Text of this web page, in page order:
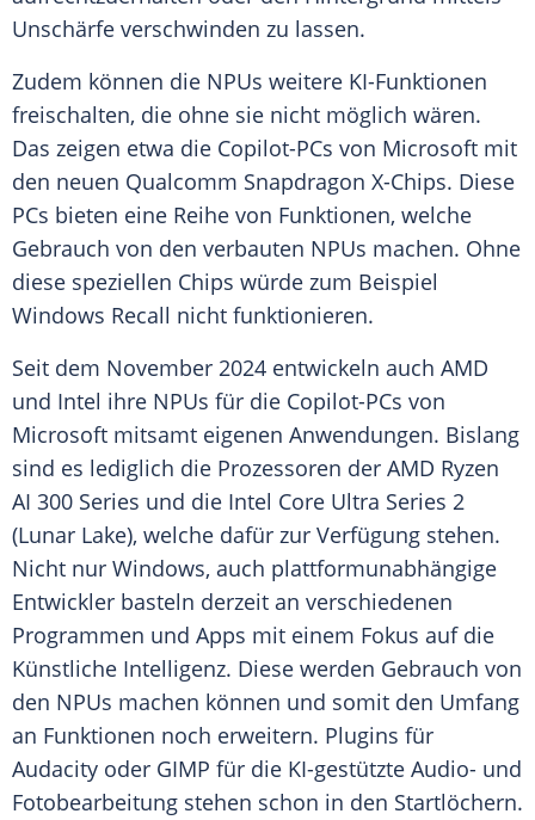
Unschärfe verschwinden zu lassen.
Zudem können die NPUs weitere KI-Funktionen
freischalten, die ohne sie nicht möglich wären.
Das zeigen etwa die Copilot-PCs von Microsoft mit
den neuen Qualcomm Snapdragon X-Chips. Diese
PCs bieten eine Reihe von Funktionen, welche
Gebrauch von den verbauten NPUs machen. Ohne
diese speziellen Chips würde zum Beispiel
Windows Recall nicht funktionieren.
Seit dem November 2024 entwickeln auch AMD
und Intel ihre NPUs für die Copilot-PCs von
Microsoft mitsamt eigenen Anwendungen. Bislang
sind es lediglich die Prozessoren der AMD Ryzen
AI 300 Series und die Intel Core Ultra Series 2
(Lunar Lake), welche dafür zur Verfügung stehen.
Nicht nur Windows, auch plattformunabhängige
Entwickler basteln derzeit an verschiedenen
Programmen und Apps mit einem Fokus auf die
Künstliche Intelligenz. Diese werden Gebrauch von
den NPUs machen können und somit den Umfang
an Funktionen noch erweitern. Plugins für
Audacity oder GIMP für die KI-gestützte Audio- und
Fotobearbeitung stehen schon in den Startlöchern.